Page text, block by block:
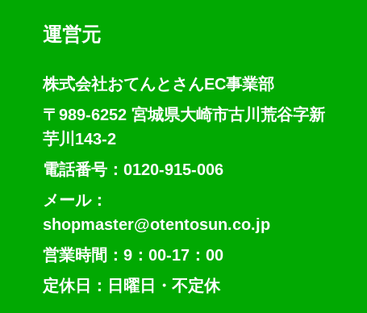
運営元
株式会社おてんとさんEC事業部
〒989-6252 宮城県大崎市古川荒谷字新
芋川143-2
電話番号：0120-915-006
メール：
shopmaster@otentosun.co.jp
営業時間：9：00-17：00
定休日：日曜日・不定休